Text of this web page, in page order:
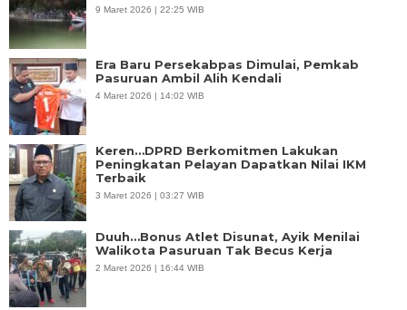
9 Maret 2026 | 22:25 WIB
Era Baru Persekabpas Dimulai, Pemkab
Pasuruan Ambil Alih Kendali
4 Maret 2026 | 14:02 WIB
Keren…DPRD Berkomitmen Lakukan
Peningkatan Pelayan Dapatkan Nilai IKM
Terbaik
3 Maret 2026 | 03:27 WIB
Duuh…Bonus Atlet Disunat, Ayik Menilai
Walikota Pasuruan Tak Becus Kerja
2 Maret 2026 | 16:44 WIB